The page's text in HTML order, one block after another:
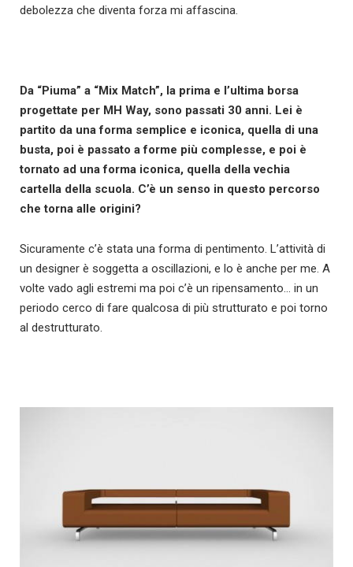
debolezza che diventa forza mi affascina.
Da “Piuma” a “Mix Match”, la prima e l’ultima borsa
progettate per MH Way, sono passati 30 anni. Lei è
partito da una forma semplice e iconica, quella di una
busta, poi è passato a forme più complesse, e poi è
tornato ad una forma iconica, quella della vechia
cartella della scuola. C’è un senso in questo percorso
che torna alle origini?
Sicuramente c’è stata una forma di pentimento. L’attività di
un designer è soggetta a oscillazioni, e lo è anche per me. A
volte vado agli estremi ma poi c’è un ripensamento… in un
periodo cerco di fare qualcosa di più strutturato e poi torno
al destrutturato.